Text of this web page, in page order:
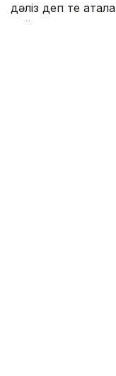
дәліз деп те
бойындағы жеке